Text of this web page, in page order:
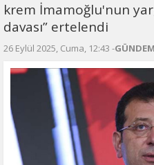
krem İmamoğlu'nun
davası” ertelendi
26 Eylül 2025, Cuma, 12:43 -GÜNDEM